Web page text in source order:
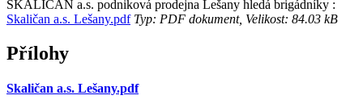
SKALIČAN a.s. podniková prodejna Lešany hledá brigádníky :
Skaličan a.s. Lešany.pdfTyp: PDF dokument, Velikost: 84.03 kB
Přílohy
Skaličan a.s. Lešany.pdf